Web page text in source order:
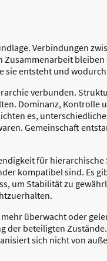
Verbindungen
sie entsteht und
verbunden.
Dominanz, Kontrolle
es,
Gemeinschaft
für
kompatibel sind. Es
um Stabilität zu
überwacht oder
der beteiligten
sich nicht von